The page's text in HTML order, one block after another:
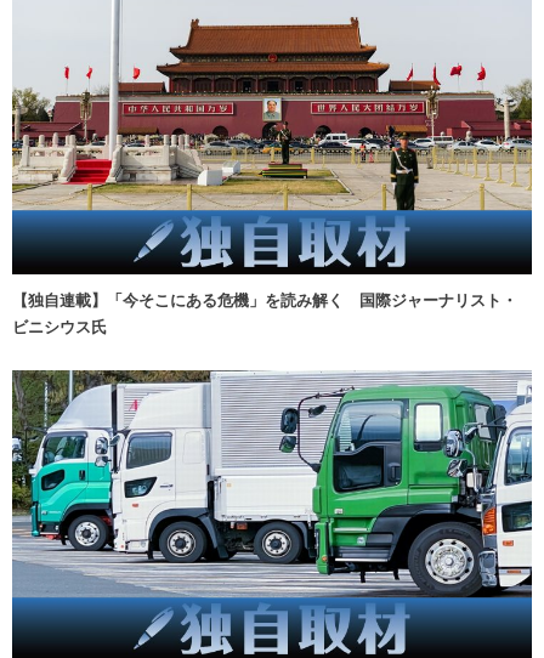
【独自連載】「今そこにある危機」を読み解く 国際ジャーナリスト・
ビニシウス氏